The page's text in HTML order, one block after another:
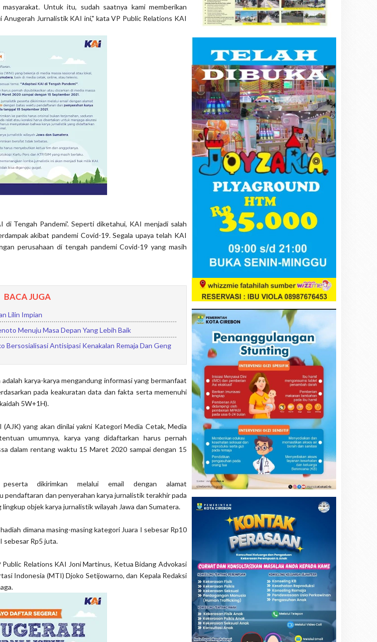
Untuk itu, sudah saatnya kami memberikan
Anugerah Jurnalistik KAI ini," kata VP Public Relations KAI
di Tengah Pandemi'. Seperti diketahui, KAI menjadi salah
akibat pandemi Covid-19. Segala upaya telah KAI
perusahaan di tengah pandemi Covid-19 yang masih
BACA JUGA
Lilin Impian
Menuju Masa Depan Yang Lebih Baik
Bersosialisasi Antisipasi Kenakalan Remaja Dan Geng
karya-karya mengandung informasi yang bermanfaat
pada keakuratan data dan fakta serta memenuhi
5W+1H).
yang akan dinilai yakni Kategori Media Cetak, Media
umumnya, karya yang didaftarkan harus pernah
dalam rentang waktu 15 Maret 2020 sampai dengan 15
dikirimkan melalui email dengan alamat
pendaftaran dan penyerahan karya jurnalistik terakhir pada
objek karya jurnalistik wilayah Jawa dan Sumatera.
dimana masing-masing kategori Juara I sebesar Rp10
sebesar Rp5 juta.
Public Relations KAI Joni Martinus, Ketua Bidang Advokasi
Indonesia (MTI) Djoko Setijowarno, dan Kepala Redaksi